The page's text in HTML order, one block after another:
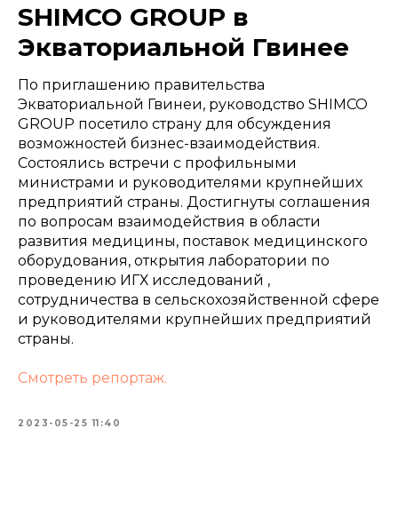
SHIMCO GROUP в
Экваториальной Гвинее
По приглашению правительства
Экваториальной Гвинеи, руководство SHIMCO
GROUP посетило страну для обсуждения
возможностей бизнес-взаимодействия.
Состоялись встречи с профильными
министрами и руководителями крупнейших
предприятий страны. Достигнуты соглашения
по вопросам взаимодействия в области
развития медицины, поставок медицинского
оборудования, открытия лаборатории по
проведению ИГХ исследований ,
сотрудничества в сельскохозяйственной сфере
и руководителями крупнейших предприятий
страны.
Смотреть репортаж.
2023-05-25 11:40